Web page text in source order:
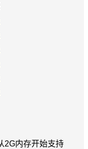
2G内存开始支持